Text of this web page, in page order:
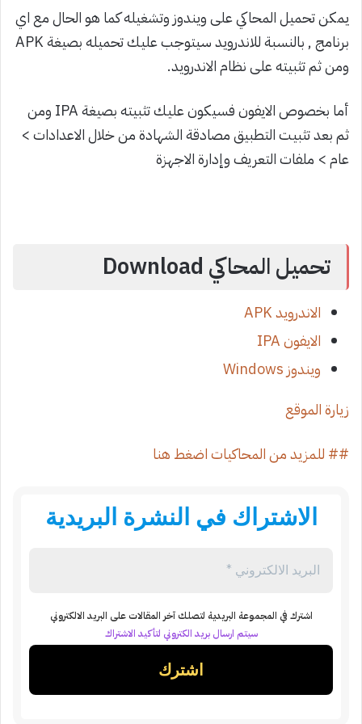
يمكن تحميل المحاكي على ويندوز وتشغيله كما هو الحال مع اي
برنامج , بالنسبة للاندرويد سيتوجب عليك تحميله بصيغة APK
ومن ثم تثبيته على نظام الاندرويد.
أما بخصوص الايفون فسيكون عليك تثبيته بصيغة IPA ومن
ثم بعد تثبيت التطبيق مصادقة الشهادة من خلال الاعدادات >
عام > ملفات التعريف وإدارة الاجهزة
تحميل المحاكي Download
الاندرويد APK
الايفون IPA
ويندوز Windows
زيارة الموقع
## للمزيد من المحاكيات اضغط هنا
الاشتراك في النشرة البريدية
اشترك في المجموعة البريدية لتصلك آخر المقالات على البريد الالكتروني
سيتم ارسال بريد الكتروني لتأكيد الاشتراك